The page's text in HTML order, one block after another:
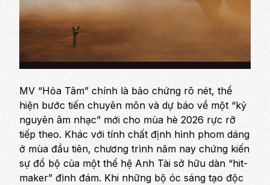
MV “Hỏa Tâm” chính là bảo chứng rõ nét, thể
hiện bước tiến chuyên môn và dự báo về một “kỷ
nguyên âm nhạc” mới cho mùa hè 2026 rực rỡ
tiếp theo. Khác với tính chất định hình phom dáng
ở mùa đầu tiên, chương trình năm nay chứng kiến
sự đổ bộ của một thế hệ Anh Tài sở hữu dàn “hit-
maker” đình đám. Khi những bộ óc sáng tạo độc